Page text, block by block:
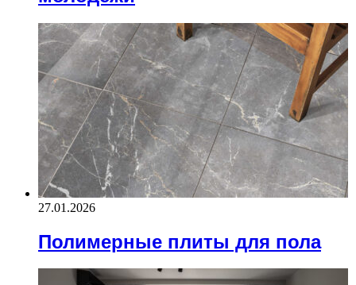
27.01.2026
Полимерные плиты для пола